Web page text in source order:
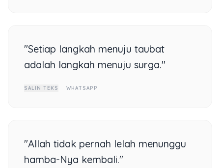
"Setiap langkah menuju taubat
adalah langkah menuju surga."
SALIN TEKS WHATSAPP
"Allah tidak pernah lelah menunggu
hamba-Nya kembali."